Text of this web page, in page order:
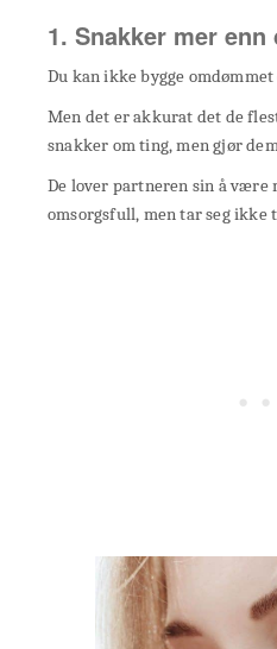
1. Snakker mer
Du kan ikke bygge
Men det er akkurat det de
snakker om ting, men gjør
De lover partneren sin å være
omsorgsfull, men tar seg ikke